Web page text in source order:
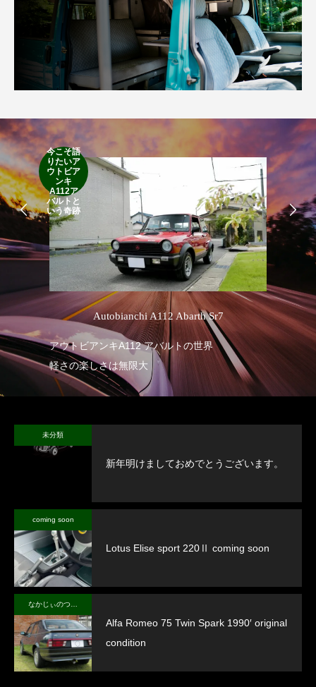
今こそ語
りたいア
ウトビア
ンキ
A112ア
バルトと
いう奇跡
Autobianchi A112 Abarth Sr7
アウトビアンキA112 アバルトの世界
軽さの楽しさは無限大
未分類
新年明けましておめでとうございます。
coming soon
Lotus Elise sport 220Ⅱ coming soon
Alfa Romeo 75 Twin Spark 1990′ original
condition